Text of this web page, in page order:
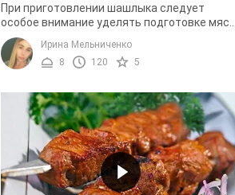
При приготовлении шашлыка следует
особое внимание уделять подготовке мяса.
Часто бывает, что у тех, кто желает
приготовить вкуснейшее блюдо впервые, ...
Ирина Мельниченко
8
120 5